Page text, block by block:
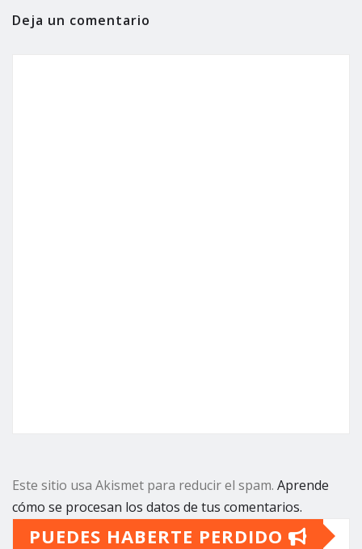
Deja un comentario
Este sitio usa Akismet para reducir el spam. Aprende
cómo se procesan los datos de tus comentarios.
PUEDES HABERTE PERDIDO